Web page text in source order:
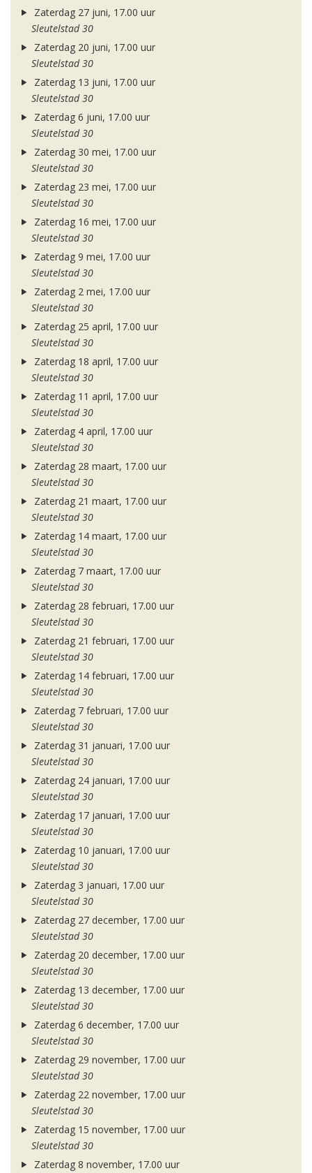
Zaterdag 27 juni, 17.00 uur
Sleutelstad 30
Zaterdag 20 juni, 17.00 uur
Sleutelstad 30
Zaterdag 13 juni, 17.00 uur
Sleutelstad 30
Zaterdag 6 juni, 17.00 uur
Sleutelstad 30
Zaterdag 30 mei, 17.00 uur
Sleutelstad 30
Zaterdag 23 mei, 17.00 uur
Sleutelstad 30
Zaterdag 16 mei, 17.00 uur
Sleutelstad 30
Zaterdag 9 mei, 17.00 uur
Sleutelstad 30
Zaterdag 2 mei, 17.00 uur
Sleutelstad 30
Zaterdag 25 april, 17.00 uur
Sleutelstad 30
Zaterdag 18 april, 17.00 uur
Sleutelstad 30
Zaterdag 11 april, 17.00 uur
Sleutelstad 30
Zaterdag 4 april, 17.00 uur
Sleutelstad 30
Zaterdag 28 maart, 17.00 uur
Sleutelstad 30
Zaterdag 21 maart, 17.00 uur
Sleutelstad 30
Zaterdag 14 maart, 17.00 uur
Sleutelstad 30
Zaterdag 7 maart, 17.00 uur
Sleutelstad 30
Zaterdag 28 februari, 17.00 uur
Sleutelstad 30
Zaterdag 21 februari, 17.00 uur
Sleutelstad 30
Zaterdag 14 februari, 17.00 uur
Sleutelstad 30
Zaterdag 7 februari, 17.00 uur
Sleutelstad 30
Zaterdag 31 januari, 17.00 uur
Sleutelstad 30
Zaterdag 24 januari, 17.00 uur
Sleutelstad 30
Zaterdag 17 januari, 17.00 uur
Sleutelstad 30
Zaterdag 10 januari, 17.00 uur
Sleutelstad 30
Zaterdag 3 januari, 17.00 uur
Sleutelstad 30
Zaterdag 27 december, 17.00 uur
Sleutelstad 30
Zaterdag 20 december, 17.00 uur
Sleutelstad 30
Zaterdag 13 december, 17.00 uur
Sleutelstad 30
Zaterdag 6 december, 17.00 uur
Sleutelstad 30
Zaterdag 29 november, 17.00 uur
Sleutelstad 30
Zaterdag 22 november, 17.00 uur
Sleutelstad 30
Zaterdag 15 november, 17.00 uur
Sleutelstad 30
Zaterdag 8 november, 17.00 uur